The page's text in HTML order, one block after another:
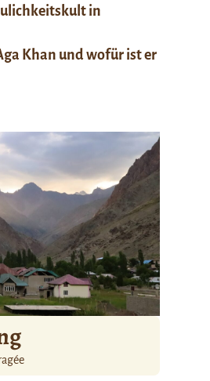
in
Khan und wofür ist er